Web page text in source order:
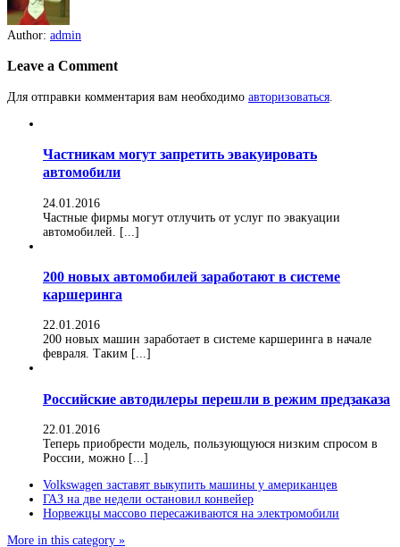
Author: admin
Leave a Comment
Для отправки комментария вам необходимо авторизоваться
Частникам могут запретить эвакуировать
автомобили
24.01.2016
Частные фирмы могут отлучить от услуг по эвакуации
автомобилей. [...]
200 новых автомобилей заработают в системе
каршеринга
22.01.2016
200 новых машин заработает в системе каршеринга в начале
февраля. Таким [...]
Российские автодилеры перешли в режим предзаказа
22.01.2016
Теперь приобрести модель, пользующуюся низким спросом в
России, можно [...]
Volkswagen заставят выкупить машины у американцев
ГАЗ на две недели остановил конвейер
Норвежцы массово пересаживаются на электромобили
More in this category »